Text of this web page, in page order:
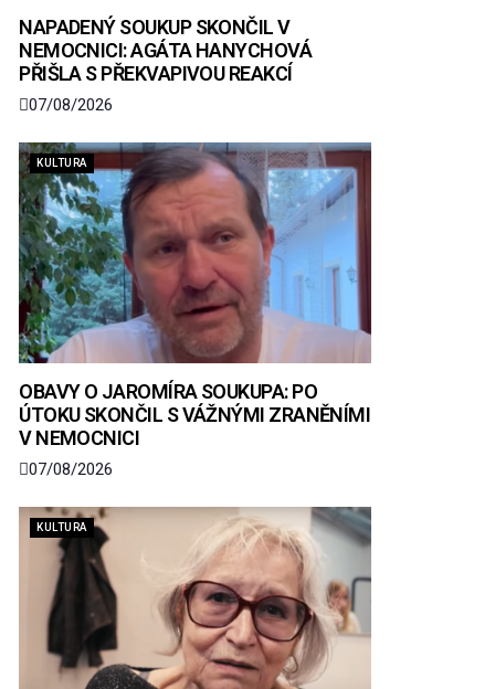
NAPADENÝ SOUKUP SKONČIL V
NEMOCNICI: AGÁTA HANYCHOVÁ
PŘIŠLA S PŘEKVAPIVOU REAKCÍ
07/08/2026
KULTURA
OBAVY O JAROMÍRA SOUKUPA: PO
ÚTOKU SKONČIL S VÁŽNÝMI ZRANĚNÍMI
V NEMOCNICI
07/08/2026
KULTURA